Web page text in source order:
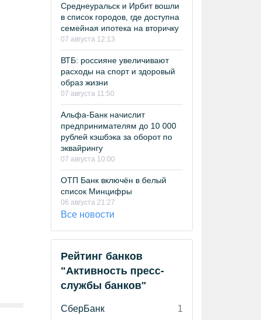
Среднеуральск и Ирбит вошли
в список городов, где доступна
семейная ипотека на вторичку
07 августа 12:13
ВТБ: россияне увеличивают
расходы на спорт и здоровый
образ жизни
07 августа 11:50
Альфа-Банк начислит
предпринимателям до 10 000
рублей кэшбэка за оборот по
эквайрингу
07 августа 10:00
ОТП Банк включён в белый
список Минцифры
06 августа 21:27
Все новости
Рейтинг банков
"Активность пресс-
службы банков"
СберБанк
1